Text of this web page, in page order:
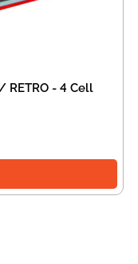
RETRO - 4 Cell